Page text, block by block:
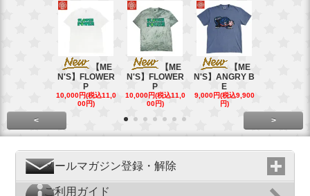
【ME
N'S】FLOWER
P
10,000円(税込11,0
00円)
【ME
N'S】FLOWER
P
10,000円(税込11,0
00円)
【ME
N'S】ANGRY B
E
9,000円(税込9,900
円)
< >
メールマガジン登録・解除
ご利用ガイド